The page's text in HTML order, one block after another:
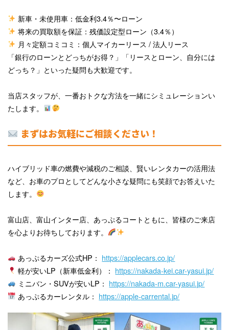
新車・未使用車：低金利3.4％〜ローン
将来の買取額を保証：残価設定型ローン（3.4％）
月々定額コミコミ：個人マイカーリース / 法人リース
「銀行のローンとどっちがお得？」「リースとローン、自分には
どっち？」といった疑問も大歓迎です。
当店スタッフが、一番おトクな方法を一緒にシミュレーションい
たします。
まずはお気軽にご相談ください！
ハイブリッド車の燃費や減税のご相談、賢いレンタカーの活用法
など、お車のプロとしてどんな小さな疑問にも笑顔でお答えいた
します。
富山店、富山インター店、あっぷるコートともに、皆様のご来店
を心よりお待ちしております。
あっぷるカーズ公式HP： https://applecars.co.jp/
軽が安いLP（新車低金利）： https://nakada-kei.car-yasui.jp/
ミニバン・SUVが安いLP： https://nakada-m.car-yasui.jp/
あっぷるカーレンタル： https://apple-carrental.jp/